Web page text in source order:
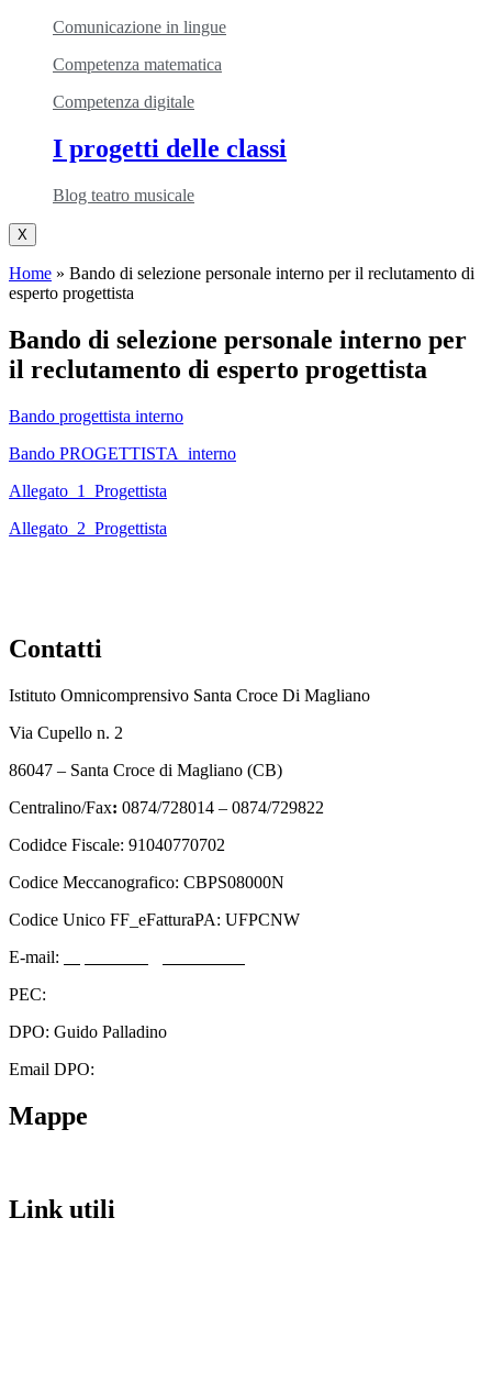
Comunicazione in lingue
Competenza matematica
Competenza digitale
I progetti delle classi
Blog teatro musicale
X
Home » Bando di selezione personale interno per il reclutamento di
esperto progettista
Bando di selezione personale interno per
il reclutamento di esperto progettista
Bando progettista interno
Bando PROGETTISTA_interno
Allegato_1_Progettista
Allegato_2_Progettista
Contatti
Istituto Omnicomprensivo Santa Croce Di Magliano
Via Cupello n. 2
86047 – Santa Croce di Magliano (CB)
Centralino/Fax: 0874/728014 – 0874/729822
Codidce Fiscale: 91040770702
Codice Meccanografico: CBPS08000N
Codice Unico FF_eFatturaPA: UFPCNW
E-mail:
PEC:
DPO: Guido Palladino
Email DPO:
Mappe
Link utili